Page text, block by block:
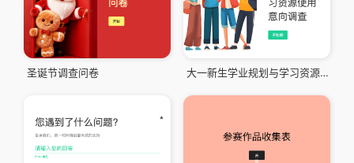
圣诞节调查问卷 大一新生学业规划与学习资源使用意向调查